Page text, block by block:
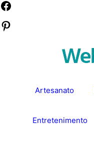
Pular
o
Artesanato
Entretenimento